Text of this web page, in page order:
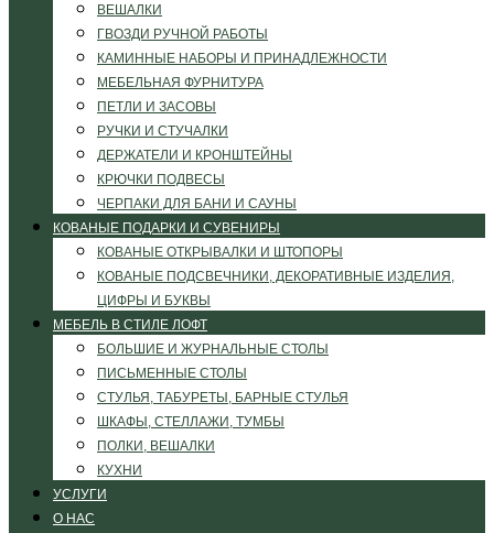
ВЕШАЛКИ
ГВОЗДИ РУЧНОЙ РАБОТЫ
КАМИННЫЕ НАБОРЫ И ПРИНАДЛЕЖНОСТИ
МЕБЕЛЬНАЯ ФУРНИТУРА
ПЕТЛИ И ЗАСОВЫ
РУЧКИ И СТУЧАЛКИ
ДЕРЖАТЕЛИ И КРОНШТЕЙНЫ
КРЮЧКИ ПОДВЕСЫ
ЧЕРПАКИ ДЛЯ БАНИ И САУНЫ
КОВАНЫЕ ПОДАРКИ И СУВЕНИРЫ
КОВАНЫЕ ОТКРЫВАЛКИ И ШТОПОРЫ
КОВАНЫЕ ПОДСВЕЧНИКИ, ДЕКОРАТИВНЫЕ ИЗДЕЛИЯ,
ЦИФРЫ И БУКВЫ
МЕБЕЛЬ В СТИЛЕ ЛОФТ
БОЛЬШИЕ И ЖУРНАЛЬНЫЕ СТОЛЫ
ПИСЬМЕННЫЕ СТОЛЫ
СТУЛЬЯ, ТАБУРЕТЫ, БАРНЫЕ СТУЛЬЯ
ШКАФЫ, СТЕЛЛАЖИ, ТУМБЫ
ПОЛКИ, ВЕШАЛКИ
КУХНИ
УСЛУГИ
О НАС